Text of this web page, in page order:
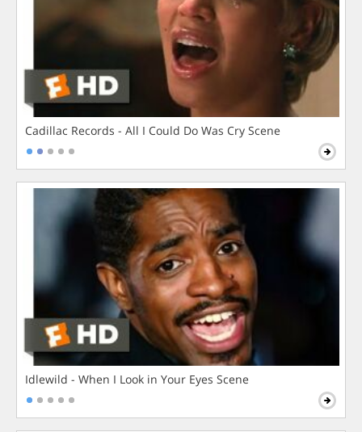
Cadillac Records - All I Could Do Was Cry Scene
Idlewild - When I Look in Your Eyes Scene